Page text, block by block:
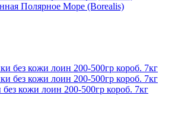
Полярное Море (Borealis)
кожи лоин 200-500гр короб. 7кг